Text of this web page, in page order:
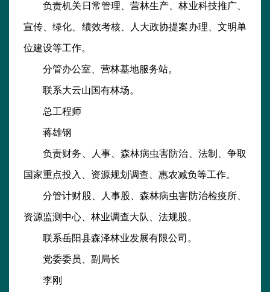
负责机关日常管理、营林生产、林业科技推广、
宣传、绿化、 绩效考核、人大政协提案办理、文明单
位建设等工作。
分管办公室、营林基地服务站。
联系大云山国有林场。
总工程师
蒋雄钢
负责财务、人事、森林病虫害防治、法制、争取
国家重点投 入、资源规划调查、惠农减负等工作。
分管计财股、人事股、森林病虫害防治检疫所、
资源监测中心、林业调查大队、法规股。
联系岳阳县森泽林业发展有限公司。
党委委员、副局长
李刚